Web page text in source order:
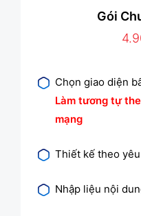
Gói
Chọn giao diện
Làm tương tự
mạng
Thiết kế theo
Nhập liệu nội